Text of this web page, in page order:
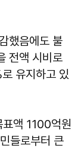
했음에도 불
전액 시비로
유지하고 있
표액 1100억원
들로부터 큰